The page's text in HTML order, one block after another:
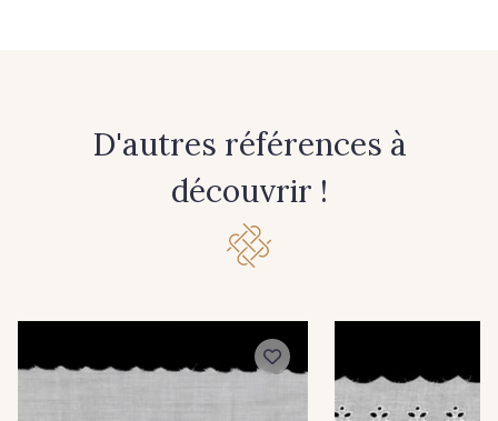
D'autres références à
découvrir !